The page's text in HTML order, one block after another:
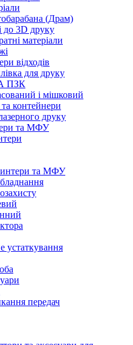
(Драм)
до 3D друку
матеріали
відходів
для друку
ПЗК
і мішковий
контейнери
друку
та МФУ
та МФУ
устаткування
передач